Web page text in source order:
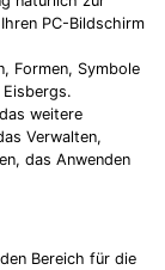
PC-Bildschirm
Formen, Symbole
weitere
Verwalten,
das Anwenden
Bereich für die